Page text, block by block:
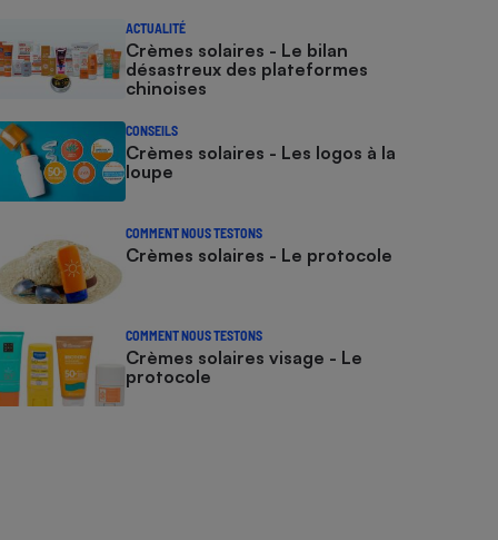
ACTUALITÉ
Crèmes solaires - Le bilan
désastreux des plateformes
chinoises
CONSEILS
Crèmes solaires - Les logos à la
loupe
COMMENT NOUS TESTONS
Crèmes solaires - Le protocole
COMMENT NOUS TESTONS
Crèmes solaires visage - Le
protocole